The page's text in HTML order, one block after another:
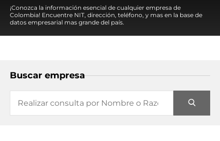
¡Conozca la información esencial de cualquier empresa de
Colombia! Encuentre NIT, dirección, teléfono, y mas en la base de
datos empresarial mas grande del país.
Buscar empresa